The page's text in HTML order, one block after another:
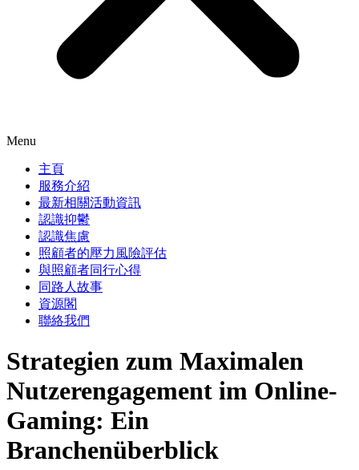
Menu
主頁
服務介紹
最新相關活動資訊
認識抑鬱
認識焦慮
照顧者的壓力風險評估
與照顧者同行心得
同路人故事
資源閣
聯絡我們
Strategien zum Maximalen
Nutzerengagement im Online-
Gaming: Ein
Branchenüberblick